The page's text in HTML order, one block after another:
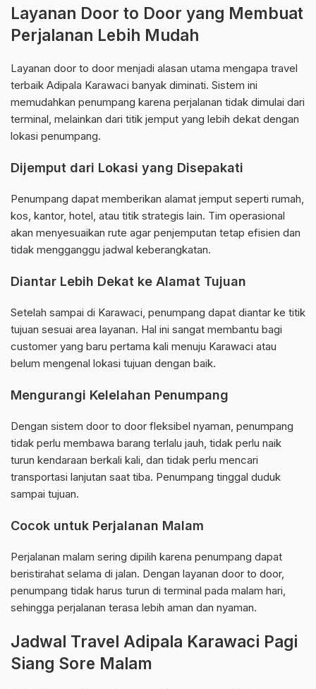
Layanan Door to Door yang Membuat
Perjalanan Lebih Mudah
Layanan door to door menjadi alasan utama mengapa travel
terbaik Adipala Karawaci banyak diminati. Sistem ini
memudahkan penumpang karena perjalanan tidak dimulai dari
terminal, melainkan dari titik jemput yang lebih dekat dengan
lokasi penumpang.
Dijemput dari Lokasi yang Disepakati
Penumpang dapat memberikan alamat jemput seperti rumah,
kos, kantor, hotel, atau titik strategis lain. Tim operasional
akan menyesuaikan rute agar penjemputan tetap efisien dan
tidak mengganggu jadwal keberangkatan.
Diantar Lebih Dekat ke Alamat Tujuan
Setelah sampai di Karawaci, penumpang dapat diantar ke titik
tujuan sesuai area layanan. Hal ini sangat membantu bagi
customer yang baru pertama kali menuju Karawaci atau
belum mengenal lokasi tujuan dengan baik.
Mengurangi Kelelahan Penumpang
Dengan sistem door to door fleksibel nyaman, penumpang
tidak perlu membawa barang terlalu jauh, tidak perlu naik
turun kendaraan berkali kali, dan tidak perlu mencari
transportasi lanjutan saat tiba. Penumpang tinggal duduk
sampai tujuan.
Cocok untuk Perjalanan Malam
Perjalanan malam sering dipilih karena penumpang dapat
beristirahat selama di jalan. Dengan layanan door to door,
penumpang tidak harus turun di terminal pada malam hari,
sehingga perjalanan terasa lebih aman dan nyaman.
Jadwal Travel Adipala Karawaci Pagi
Siang Sore Malam